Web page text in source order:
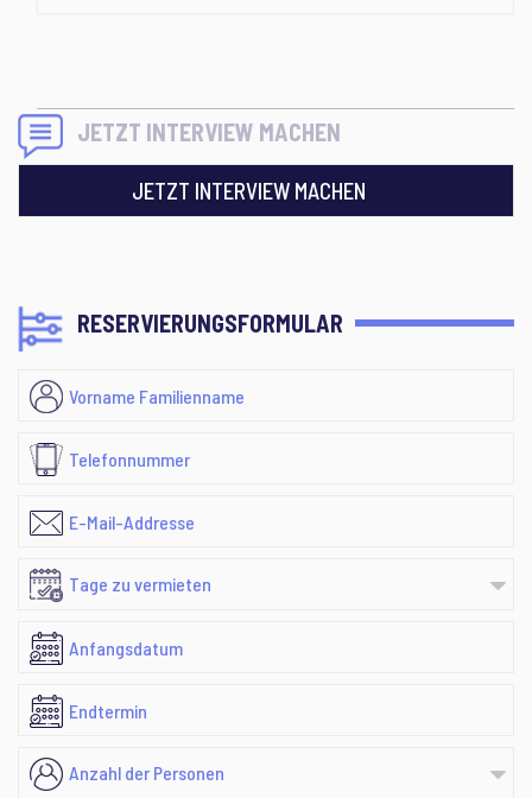
JETZT INTERVIEW MACHEN
JETZT INTERVIEW MACHEN
RESERVIERUNGSFORMULAR